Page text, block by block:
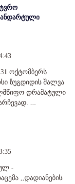
ოქტომბერს
ზუგდიდის შალვა
დრამატული
...
-
,,დადიანების